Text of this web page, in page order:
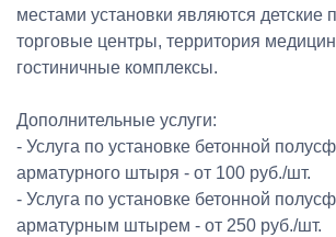
местами установки являются детские
торговые центры, территория
гостиничные комплексы.
Дополнительные услуги:
- Услуга по установке бетонной
арматурного штыря - от 100 руб./шт.
- Услуга по установке бетонной
арматурным штырем - от 250 руб./шт.